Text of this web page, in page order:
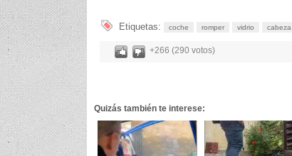
Etiquetas: coche romper vidrio cabeza
+266 (290 votos)
Quizás también te interese: